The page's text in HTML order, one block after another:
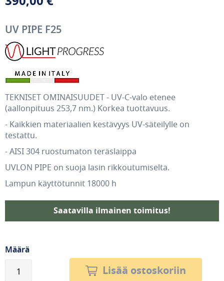
UV PIPE F25
TEKNISET OMINAISUUDET - UV-C-valo etenee
(aallonpituus 253,7 nm.) Korkea tuottavuus.
- Kaikkien materiaalien kestävyys UV-säteilylle on
testattu.
- AISI 304 ruostumaton teräslaippa
UVLON PIPE on suoja lasin rikkoutumiselta.
Lampun käyttötunnit 18000 h
Saatavilla ilmainen toimitus!
Määrä
Lisää ostoskoriin